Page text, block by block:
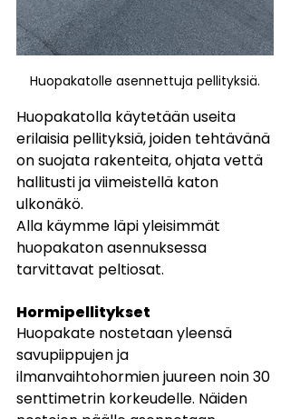
Huopakatolle asennettuja pellityksiä.
Huopakatolla käytetään useita
erilaisia pellityksiä, joiden tehtävänä
on suojata rakenteita, ohjata vettä
hallitusti ja viimeistellä katon
ulkonäkö.
Alla käymme läpi yleisimmät
huopakaton asennuksessa
tarvittavat peltiosat.
Hormipellitykset
Huopakate nostetaan yleensä
savupiippujen ja
ilmanvaihtohormien juureen noin 30
senttimetrin korkeudelle. Näiden